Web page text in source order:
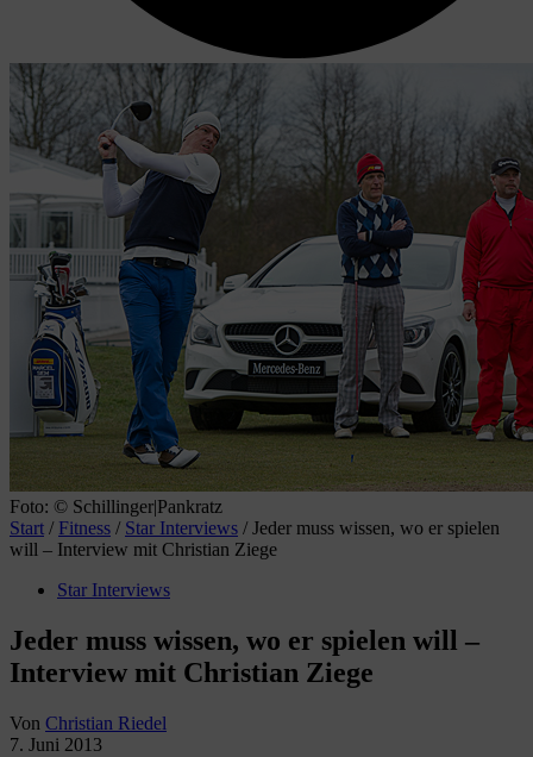
Foto: © Schillinger|Pankratz
Start / Fitness / Star Interviews / Jeder muss wissen, wo er spielen
will – Interview mit Christian Ziege
Star Interviews
Jeder muss wissen, wo er spielen will –
Interview mit Christian Ziege
Von Christian Riedel
7. Juni 2013